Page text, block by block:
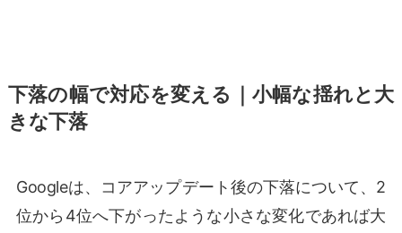
下落の幅で対応を変える｜小幅な揺れと大
きな下落
Googleは、コアアップデート後の下落について、2
位から4位へ下がったような小さな変化であれば大